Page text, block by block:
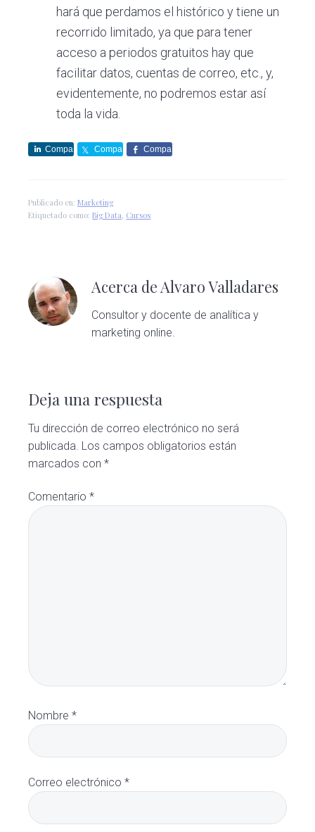
hará que perdamos el histórico y tiene un
recorrido limitado, ya que para tener
acceso a periodos gratuitos hay que
facilitar datos, cuentas de correo, etc., y,
evidentemente, no podremos estar así
toda la vida.
Compa
Compa
Compa
Publicado en:Marketing
Etiquetado como:Big Data Cursos
Acerca de Alvaro Valladares
Consultor y docente de analítica y
marketing online.
con
los
lectores
Deja una respuesta
Tu dirección de correo electrónico no será
publicada. Los campos obligatorios están
marcados con*
Comentario*
Nombre*
Correo electrónico*